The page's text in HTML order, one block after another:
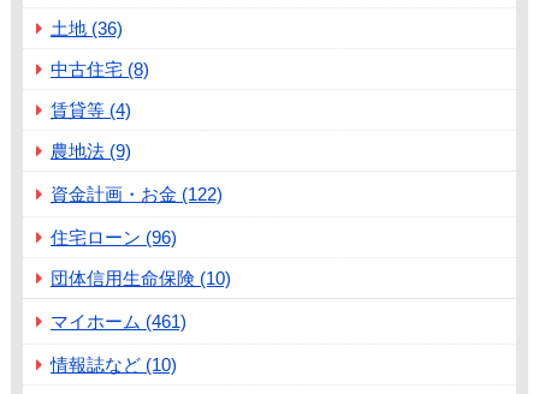
土地 (36)
中古住宅 (8)
賃貸等 (4)
農地法 (9)
資金計画・お金 (122)
住宅ローン (96)
団体信用生命保険 (10)
マイホーム (461)
情報誌など (10)